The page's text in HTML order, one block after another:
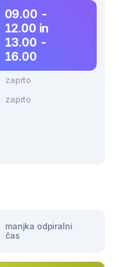
09.00 -
12.00 in
13.00 -
16.00
zaprto
zaprto
manjka odpiralni
čas